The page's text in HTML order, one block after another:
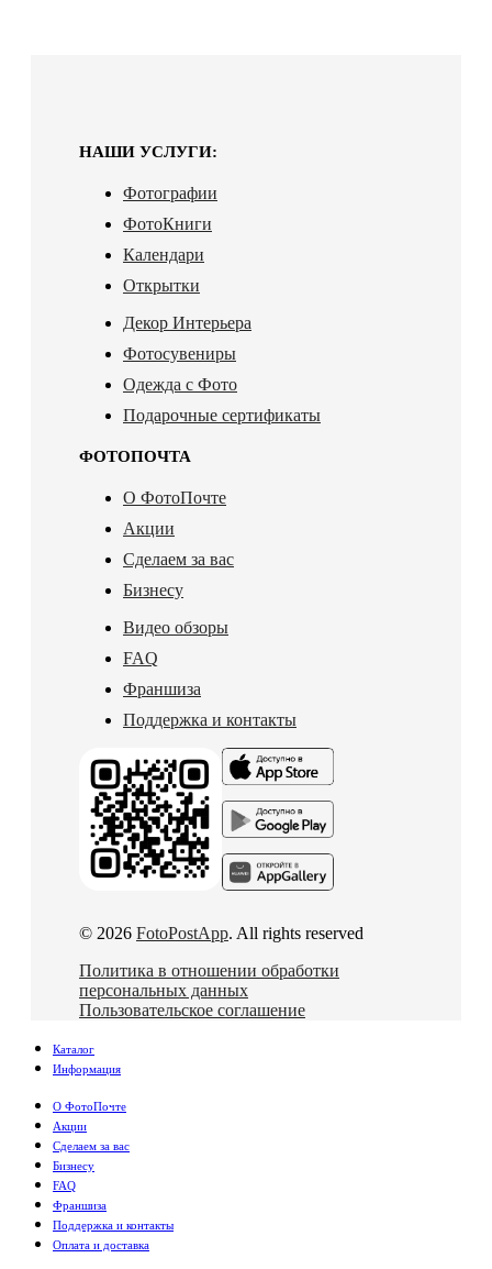
НАШИ УСЛУГИ:
Фотографии
ФотоКниги
Календари
Открытки
Декор Интерьера
Фотосувениры
Одежда с Фото
Подарочные сертификаты
ФОТОПОЧТА
О ФотоПочте
Акции
Сделаем за вас
Бизнесу
Видео обзоры
FAQ
Франшиза
Поддержка и контакты
© 2026 FotoPostApp. All rights reserved
Политика в отношении обработки
персональных данных
Пользовательское соглашение
Каталог
Информация
О ФотоПочте
Акции
Сделаем за вас
Бизнесу
FAQ
Франшиза
Поддержка и контакты
Оплата и доставка